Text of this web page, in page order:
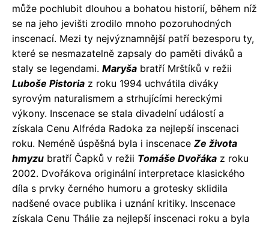
může pochlubit dlouhou a bohatou historií, během níž
se na jeho jevišti zrodilo mnoho pozoruhodných
inscenací. Mezi ty nejvýznamnější patří bezesporu ty,
které se nesmazatelně zapsaly do paměti diváků a
staly se legendami. Maryša bratří Mrštíků v režii
Luboše Pistoria z roku 1994 uchvátila diváky
syrovým naturalismem a strhujícími hereckými
výkony. Inscenace se stala divadelní událostí a
získala Cenu Alfréda Radoka za nejlepší inscenaci
roku. Neméně úspěšná byla i inscenace Ze života
hmyzu bratří Čapků v režii Tomáše Dvořáka z roku
2002. Dvořákova originální interpretace klasického
díla s prvky černého humoru a grotesky sklidila
nadšené ovace publika i uznání kritiky. Inscenace
získala Cenu Thálie za nejlepší inscenaci roku a byla